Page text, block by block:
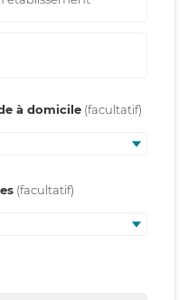
à domicile